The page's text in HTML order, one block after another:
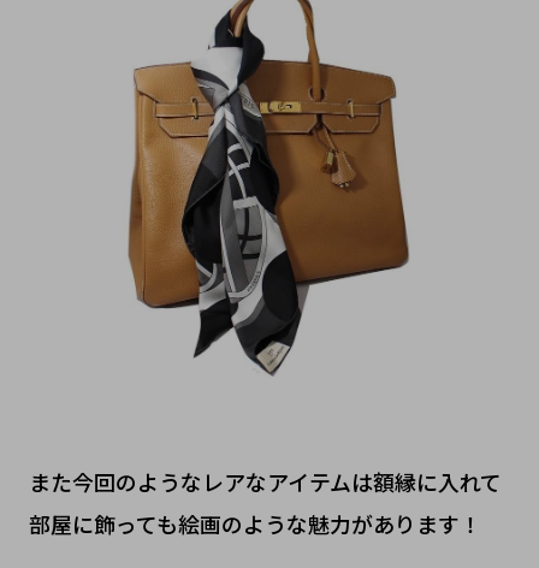
また今回のようなレアなアイテムは額縁に入れて
部屋に飾っても絵画のような魅力があります！